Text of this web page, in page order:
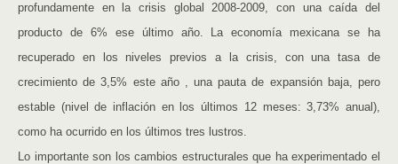
profundamente en la crisis global 2008-2009, con una caída del
producto de 6% ese último año. La economía mexicana se ha
recuperado en los niveles previos a la crisis, con una tasa de
crecimiento de 3,5% este año , una pauta de expansión baja, pero
estable (nivel de inflación en los últimos 12 meses: 3,73% anual),
como ha ocurrido en los últimos tres lustros.
Lo importante son los cambios estructurales que ha experimentado el